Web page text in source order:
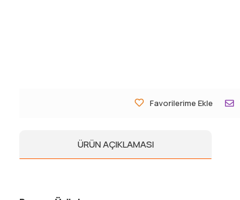
Favorilerime Ekle
ÜRÜN AÇIKLAMASI